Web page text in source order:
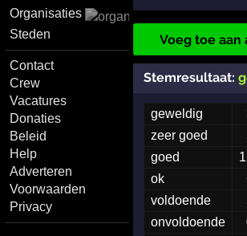
Organisaties
Steden
Contact
Crew
Vacatures
Donaties
Beleid
Help
Adverteren
Voorwaarden
Privacy
Voeg toe aan
Stemresultaat:
geweldig
zeer goed
goed
ok
voldoende
onvoldoende